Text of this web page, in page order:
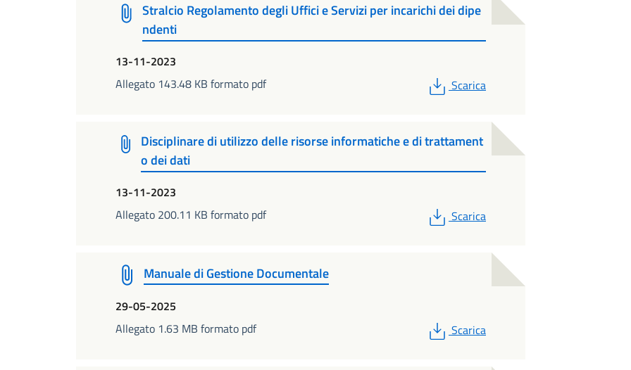
Stralcio Regolamento degli Uffici e Servizi per incarichi dei dipe
ndenti
13-11-2023
Allegato 143.48 KB formato pdf
PDF
Scarica
Disciplinare di utilizzo delle risorse informatiche e di trattament
o dei dati
13-11-2023
Allegato 200.11 KB formato pdf
PDF
Scarica
Manuale di Gestione Documentale
29-05-2025
Allegato 1.63 MB formato pdf
PDF
Scarica